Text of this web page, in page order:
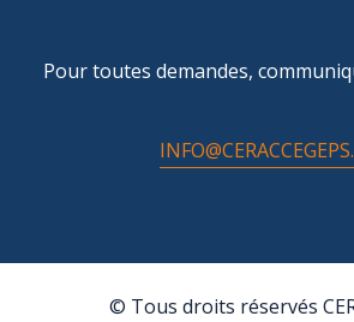
Pour toutes demandes,
© Tous droits réservés